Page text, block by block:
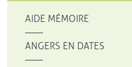
AIDE MÉMOIRE
ANGERS EN DATES